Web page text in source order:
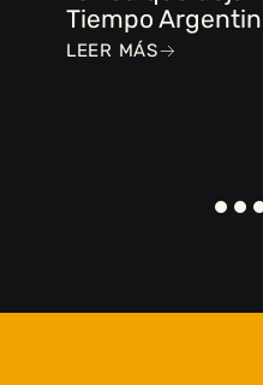
Tiempo
LEER MÁS